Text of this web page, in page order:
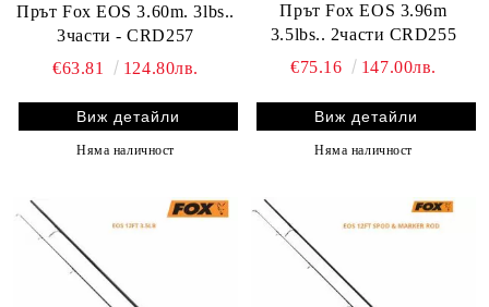
Прът Fox EOS 3.60m. 3lbs..
3части - CRD257
€63.81
124.80лв.
Виж детайли
Няма наличност
Прът Fox EOS 3.96m
3.5lbs.. 2части CRD255
€75.16
147.00лв.
Виж детайли
Няма наличност